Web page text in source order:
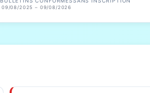
09/08/2025 – 09/08/2026